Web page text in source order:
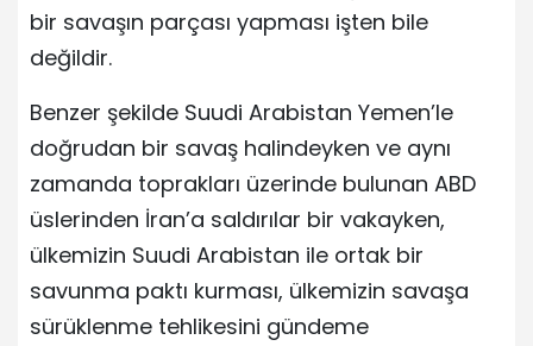
bir savaşın parçası yapması işten bile
değildir.
Benzer şekilde Suudi Arabistan Yemen’le
doğrudan bir savaş halindeyken ve aynı
zamanda toprakları üzerinde bulunan ABD
üslerinden İran’a saldırılar bir vakayken,
ülkemizin Suudi Arabistan ile ortak bir
savunma paktı kurması, ülkemizin savaşa
sürüklenme tehlikesini gündeme